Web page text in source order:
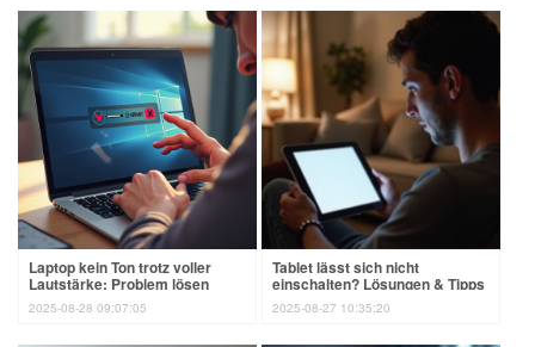
Laptop kein Ton trotz voller
Lautstärke: Problem lösen
2025-08-28 09:07:05
Tablet lässt sich nicht
einschalten? Lösungen & Tipps
2025-08-27 10:35:20